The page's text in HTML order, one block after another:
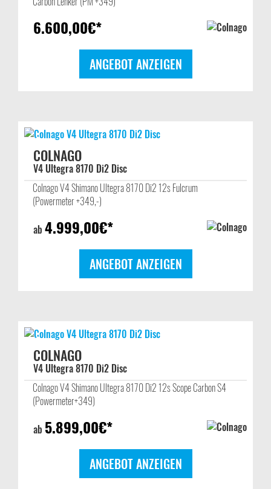
6.600,00€*
ANGEBOT ANZEIGEN
COLNAGO
V4 Ultegra 8170 Di2 Disc
Colnago V4 Shimano Ultegra 8170 Di2 12s Fulcrum
(Powermeter +349,-)
ab 4.999,00€*
ANGEBOT ANZEIGEN
COLNAGO
V4 Ultegra 8170 Di2 Disc
Colnago V4 Shimano Ultegra 8170 Di2 12s Scope Carbon S4
(Powermeter+349)
ab 5.899,00€*
ANGEBOT ANZEIGEN